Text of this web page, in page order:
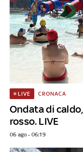
Ondata di
rosso. LIVE
LIVE CRONACA
06 ago - 06:19